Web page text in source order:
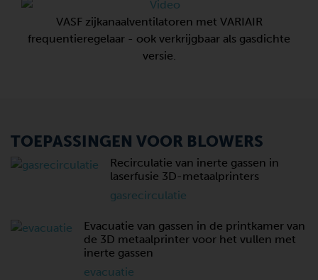
VASF zijkanaalventilatoren met VARIAIR
frequentieregelaar - ook verkrijgbaar als gasdichte
versie.
TOEPASSINGEN VOOR BLOWERS
Recirculatie van inerte gassen in
laserfusie 3D-metaalprinters
gasrecirculatie
Evacuatie van gassen in de printkamer van
de 3D metaalprinter voor het vullen met
inerte gassen
evacuatie